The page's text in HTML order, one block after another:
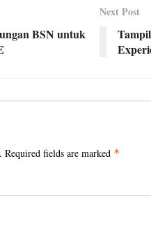
BSN untuk
Next Post
Required fields are marked *